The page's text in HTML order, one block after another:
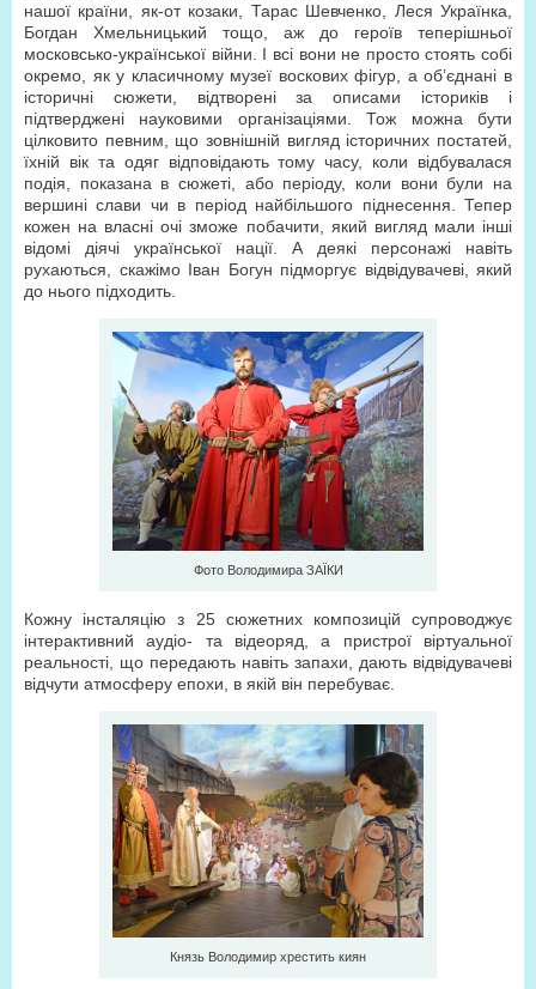
нашої країни, як-от козаки, Тарас Шевченко, Леся Українка,
Богдан Хмельницький тощо, аж до героїв теперішньої
московсько-української війни. І всі вони не просто стоять собі
окремо, як у класичному музеї воскових фігур, а об’єднані в
історичні сюжети, відтворені за описами істориків і
підтверджені науковими організаціями. Тож можна бути
цілковито певним, що зовнішній вигляд історичних постатей,
їхній вік та одяг відповідають тому часу, коли відбувалася
подія, показана в сюжеті, або періоду, коли вони були на
вершині слави чи в період найбільшого піднесення. Тепер
кожен на власні очі зможе побачити, який вигляд мали інші
відомі діячі української нації. А деякі персонажі навіть
рухаються, скажімо Іван Богун підморгує відвідувачеві, який
до нього підходить.
Фото Володимира ЗАЇКИ
Кожну інсталяцію з 25 сюжетних композицій супроводжує
інтерактивний аудіо- та відеоряд, а пристрої віртуальної
реальності, що передають навіть запахи, дають відві­дувачеві
відчути атмосферу епохи, в якій він перебуває.
Князь Володимир хрестить киян